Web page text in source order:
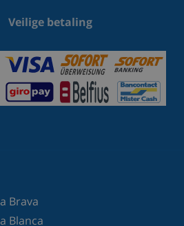
Veilige betaling
Brava
Blanca